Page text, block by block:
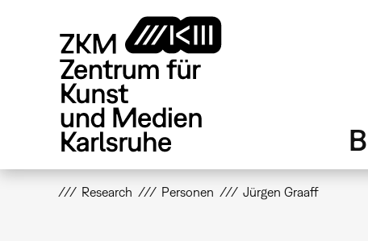
Research Personen Jürgen Graaff